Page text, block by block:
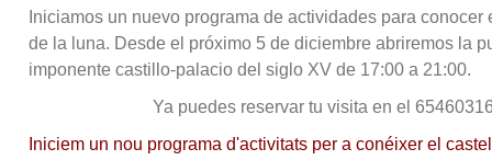
Iniciamos un nuevo programa de actividades para conocer
de la luna. Desde el próximo 5 de diciembre abriremos la
imponente castillo-palacio del siglo XV de 17:00 a 21:00.
Ya puedes reservar tu visita en el
Iniciem un nou programa d'activitats per a conéixer el